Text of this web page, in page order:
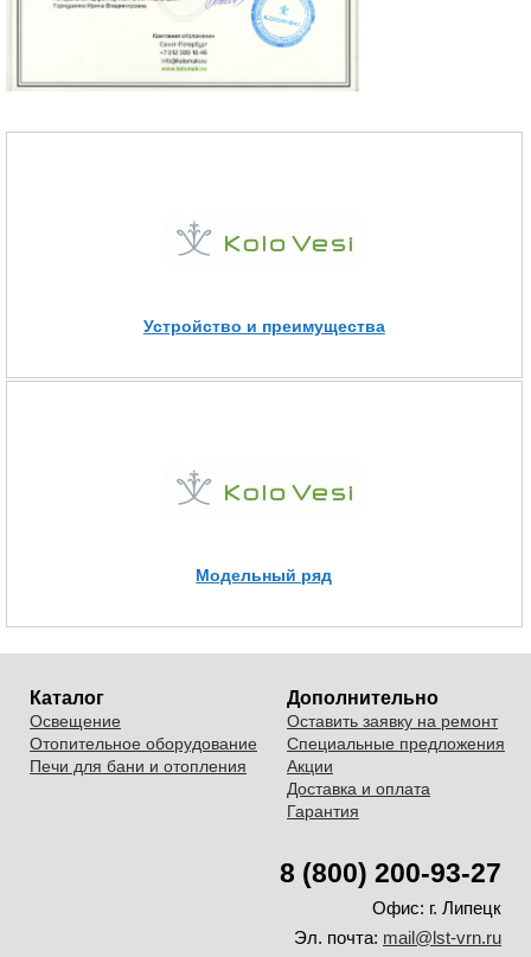
Устройство и преимущества
Модельный ряд
Каталог
Освещение
Отопительное оборудование
Печи для бани и отопления
Дополнительно
Оставить заявку на ремонт
Специальные предложения
Акции
Доставка и оплата
Гарантия
8 (800) 200-93-27
Офис: г. Липецк
Эл. почта: mail@lst-vrn.ru